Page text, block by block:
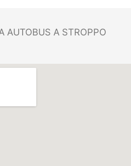
AUTOBUS A STROPPO